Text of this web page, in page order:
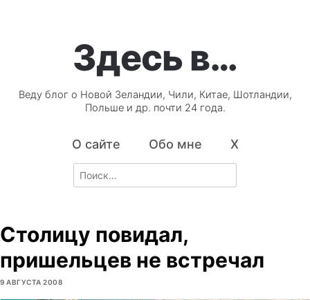
Здесь в…
Веду блог о Новой Зеландии, Чили, Китае, Шотландии,
Польше и др. почти 24 года.
О сайте Обо мне X
Search
for:
Столицу повидал,
пришельцев не встречал
9 АВГУСТА 2008